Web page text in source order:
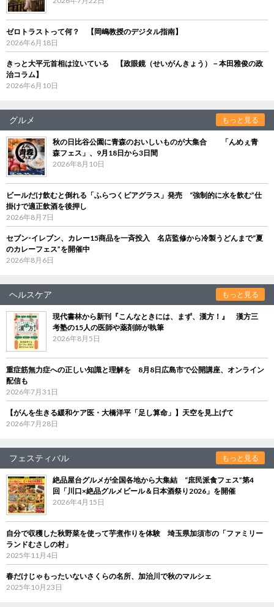
ゼロトラストって何？ 【岡嶋教授のデジタル指南】
2026年6月18日
きっと大平元首相は泣いている 【政眼鏡（せいがんきょう）－本田雅俊の政
治コラム】
2026年6月10日
グルメ もっと見る
秋の日比谷公園に青森のおいしいものが大集合 「んめぇ青
森フェス」、9月18日から3日間
2026年8月10日
ビールだけ飲むと倒れる「ふらつくビアグラス」発売 “強制的に水を飲む”仕
掛けで適正飲酒を後押し
2026年8月7日
セブン‐イレブン、カレー15商品を一斉投入 名店監修から冷製うどんまで“夏
のカレーフェス”を開催中
2026年8月6日
ヘルスケア もっと見る
現代書林から新刊『こんなときには、まず、漢方！』 漢方三
考塾の15人の医師や薬剤師が執筆
2026年8月5日
重症筋無力症への正しい知識と理解を 8月8日広島市で公開講座、オンライン
配信も
2026年7月31日
【がんを生きる緩和ケア医・大橋洋平「足し算命」】天空を見上げて
2026年7月28日
フェスティバル もっと見る
絶品屋台グルメが全国各地から大集結 “庶民派食フェス”第4
回「川口×絶品グルメビール＆日本酒祭り2026」を開催
2026年4月15日
自分で収穫した秋野菜を使って芋煮作りを体験 埼玉県加須市の「ファミリー
ランドむさしの村」
2025年11月4日
春だけじゃもったいないさくらの名所、加治川で秋のマルシェ
2025年10月23日